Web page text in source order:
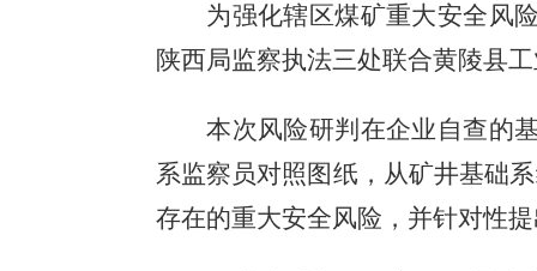
为强化辖区煤矿重大安全风
陕西局监察执法三处联合黄陵县
本次风险研判在企业自查的
系监察员对照图纸，从矿井基础
存在的重大安全风险，并针对性